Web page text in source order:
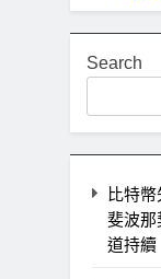
Search
比特
斐波那
道持續